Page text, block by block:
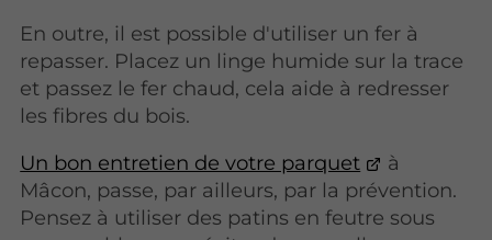
En outre, il est possible d'utiliser un fer à
repasser. Placez un linge humide sur la trace
et passez le fer chaud, cela aide à redresser
les fibres du bois.
Un bon entretien de votre parquet
à
Mâcon, passe, par ailleurs, par la prévention.
Pensez à utiliser des patins en feutre sous